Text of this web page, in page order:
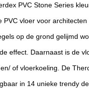
PVC Stone Series
PVC vloer voor
op de grond gelijmd
effect. Daarnaast is de
of vloerkoeling. De
in 14 unieke trendy